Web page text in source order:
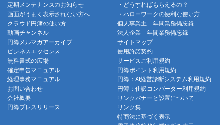
定期メンテナンスのお知らせ
画面がうまく表示されない方へ
クラウド円簿の使い方
動画チャンネル
円簿メルマガアーカイブ
・どうすればもらえるの？
・ハローワークの便利な使い方
個人事業主 年間業務備忘録
法人企業 年間業務備忘録
サイトマップ
ビジネスエッセンス
無料書式の広場
確定申告マニュアル
経理事務マニュアル
お問い合わせ
会社概要
円簿プレスリリース
使用許諾契約
サービスご利用規約
円簿ポイント利用規約
円簿：AI経営診断システム利用規約
円簿：仕訳コンバーター利用規約
リンクバナーと設置について
リンク集
特商法に基づく表示